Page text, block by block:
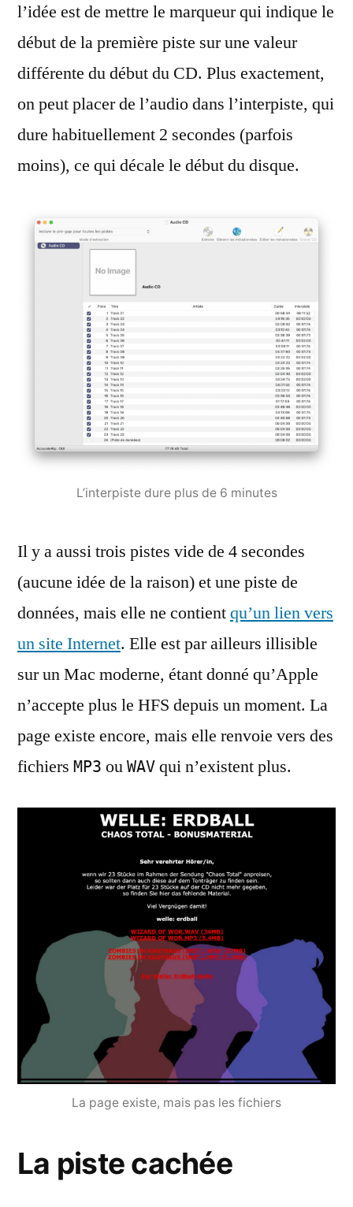
l’idée est de mettre le marqueur qui indique le
début de la première piste sur une valeur
différente du début du CD. Plus exactement,
on peut placer de l’audio dans l’interpiste, qui
dure habituellement 2 secondes (parfois
moins), ce qui décale le début du disque.
L’interpiste dure plus de 6 minutes
Il y a aussi trois pistes vide de 4 secondes
(aucune idée de la raison) et une piste de
données, mais elle ne contientqu’un lien vers
un site Internet. Elle est par ailleurs illisible
sur un Mac moderne, étant donné qu’Apple
n’accepte plus le HFS depuis un moment. La
page existe encore, mais elle renvoie vers des
fichiers MP3 ou WAV qui n’existent plus.
La page existe, mais pas les fichiers
La piste cachée